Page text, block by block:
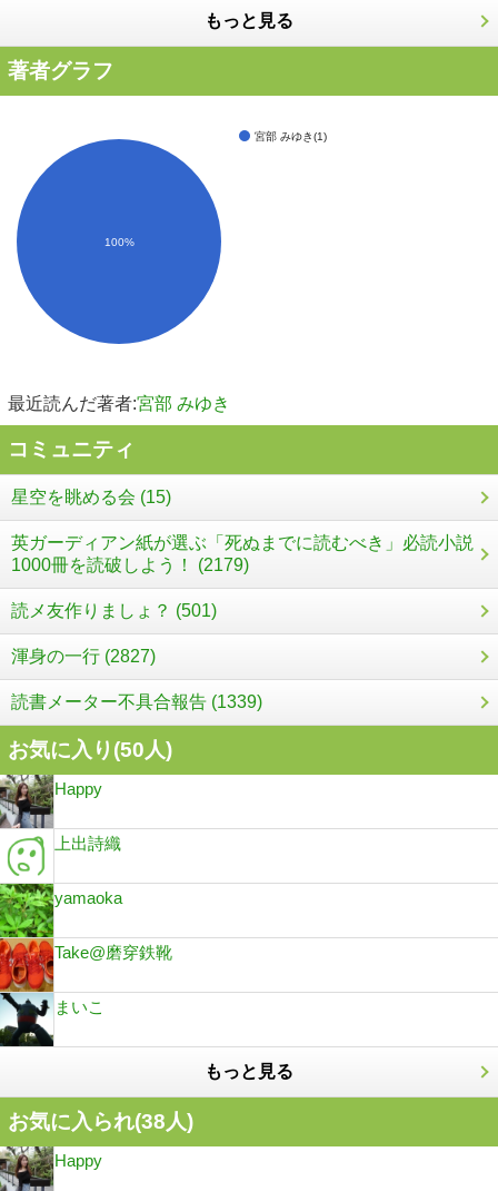
もっと見る
著者グラフ
宮部 みゆき(1)
100%
最近読んだ著者:宮部 みゆき
コミュニティ
星空を眺める会 (15)
英ガーディアン紙が選ぶ「死ぬまでに読むべき」必読小説
1000冊を読破しよう！ (2179)
読メ友作りましょ？ (501)
渾身の一行 (2827)
読書メーター不具合報告 (1339)
お気に入り(50人)
Happy
上出詩織
yamaoka
Take@磨穿鉄靴
まいこ
もっと見る
お気に入られ(38人)
Happy